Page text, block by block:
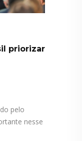
priorizar
pelo
nesse